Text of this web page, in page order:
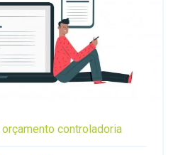
orçamento controladoria